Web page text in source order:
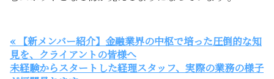
« 【新メンバー紹介】金融業界の中枢で培った圧倒的な知
見を、クライアントの皆様へ
未経験からスタートした経理スタッフ、実際の業務の様子